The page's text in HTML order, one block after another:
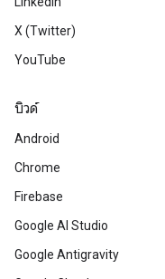
X (Twitter)
YouTube
บิวด์
Android
Chrome
Firebase
Google AI Studio
Google Antigravity